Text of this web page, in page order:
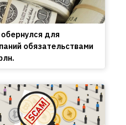
для
обязательствами